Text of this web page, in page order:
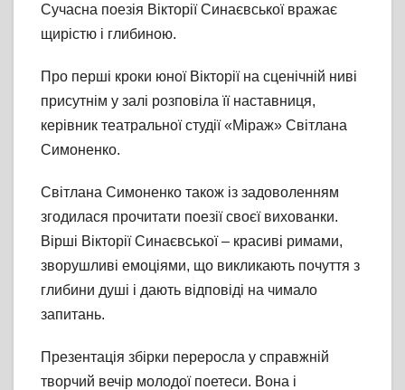
Сучасна поезія Вікторії Синаєвської вражає
щирістю і глибиною.
Про перші кроки юної Вікторії на сценічній ниві
присутнім у залі розповіла її наставниця,
керівник театральної студії «Міраж» Світлана
Симоненко.
Світлана Симоненко також із задоволенням
згодилася прочитати поезії своєї вихованки.
Вірші Вікторії Синаєвської – красиві римами,
зворушливі емоціями, що викликають почуття з
глибини душі і дають відповіді на чимало
запитань.
Презентація збірки переросла у справжній
творчий вечір молодої поетеси. Вона і